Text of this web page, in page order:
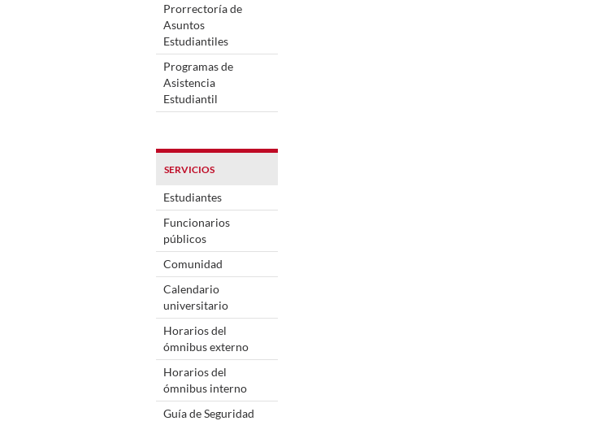
Prorrectoría de
Asuntos
Estudiantiles
Programas de
Asistencia
Estudiantil
SERVICIOS
Estudiantes
Funcionarios
públicos
Comunidad
Calendario
universitario
Horarios del
ómnibus externo
Horarios del
ómnibus interno
Guía de Seguridad